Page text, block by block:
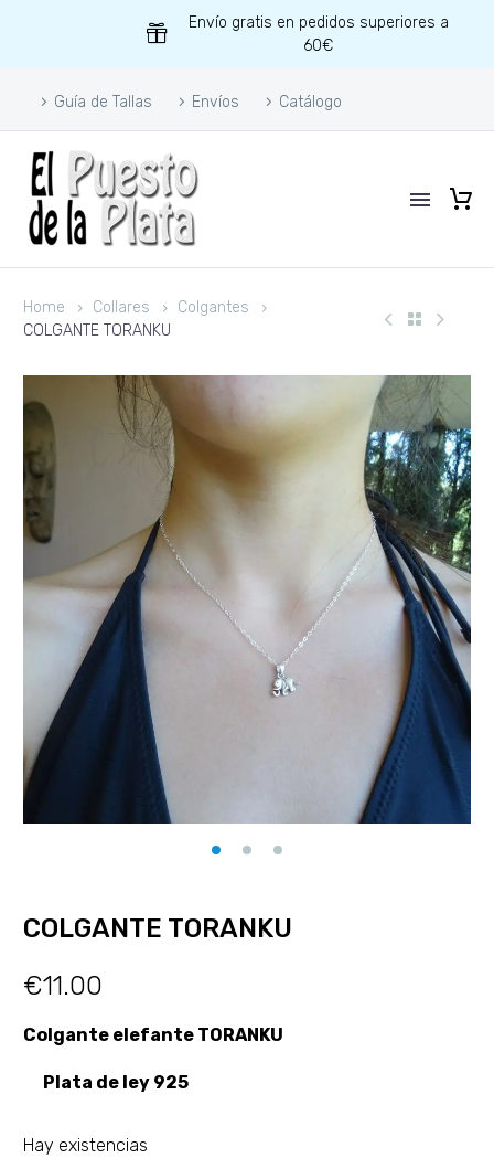
Envío gratis en pedidos superiores a
60€
Guía de Tallas Envíos Catálogo
Home Collares
Colgantes
COLGANTE TORANKU
COLGANTE TORANKU
€11.00
Colgante elefante TORANKU
Plata de ley 925
Hay existencias